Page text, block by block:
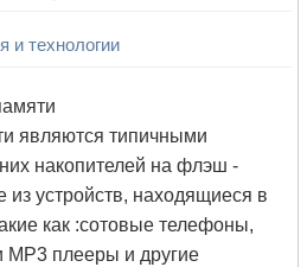
и технологии
являются типичными
накопителей на флэш -
из устройств, находящиеся в
как :сотовые телефоны,
плееры и другие